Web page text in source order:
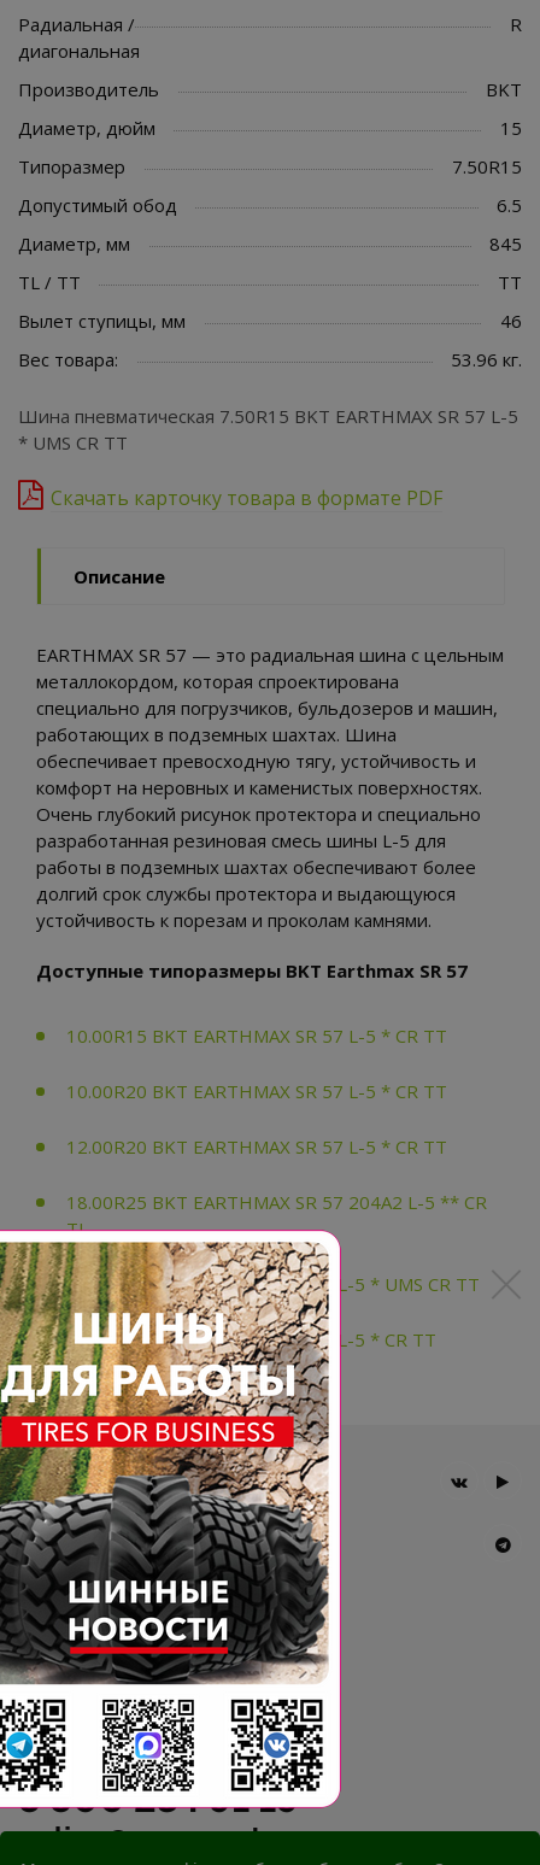
Радиальная /
диагональная
R
Производитель
BKT
Диаметр, дюйм
15
Типоразмер
7.50R15
Допустимый обод
6.5
Диаметр, мм
845
TL / TT
TT
Вылет ступицы, мм
46
Вес товара:
53.96 кг.
Шина пневматическая 7.50R15 BKT EARTHMAX SR 57 L-5
* UMS CR TT
Скачать карточку товара в формате PDF
Описание
EARTHMAX SR 57 — это радиальная шина с цельным
металлокордом, которая спроектирована
специально для погрузчиков, бульдозеров и машин,
работающих в подземных шахтах. Шина
обеспечивает превосходную тягу, устойчивость и
комфорт на неровных и каменистых поверхностях.
Очень глубокий рисунок протектора и специально
разработанная резиновая смесь шины L-5 для
работы в подземных шахтах обеспечивают более
долгий срок службы протектора и выдающуюся
устойчивость к порезам и проколам камнями.
Доступные типоразмеры BKT Earthmax SR 57
10.00R15 BKT EARTHMAX SR 57 L-5 * CR TT
10.00R20 BKT EARTHMAX SR 57 L-5 * CR TT
12.00R20 BKT EARTHMAX SR 57 L-5 * CR TT
18.00R25 BKT EARTHMAX SR 57 204A2 L-5 ** CR
TL
7.50R15 BKT EARTHMAX SR 57 L-5 * UMS CR TT
8.25R15 BKT EARTHMAX SR 57 L-5 * CR TT
Главная
Компания
Шины BKT
Новости
Статьи
Контакты
Гарантия
8 800 234 91 19
online@agromast.ru